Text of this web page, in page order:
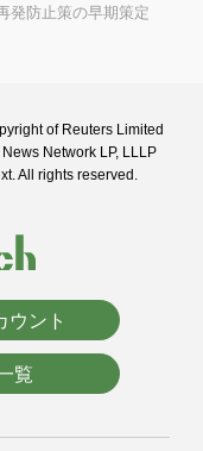
防止策の早期策定
of Reuters Limited
Network LP, LLLP
All rights reserved.
ウント
覧